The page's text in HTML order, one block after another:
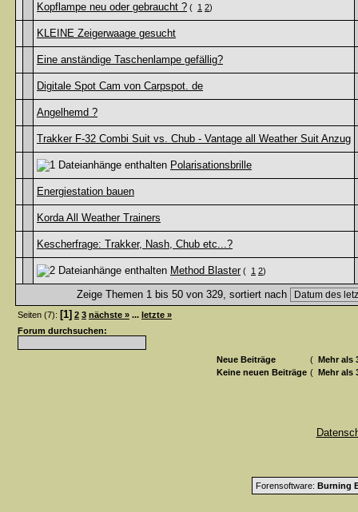
Kopflampe neu oder gebraucht ? ( 1 2)
KLEINE Zeigerwaage gesucht
Eine anständige Taschenlampe gefällig?
Digitale Spot Cam von Carpspot. de
Angelhemd ?
Trakker F-32 Combi Suit vs. Chub - Vantage all Weather Suit Anzug
Polarisationsbrille
Energiestation bauen
Korda All Weather Trainers
Kescherfrage: Trakker, Nash, Chub etc...?
Method Blaster ( 1 2)
Zeige Themen 1 bis 50 von 329, sortiert nach
Seiten (7): [1] 2 3 nächste » ... letzte »
Forum durchsuchen:
Neue Beiträge ( Mehr als
Keine neuen Beiträge ( Mehr als
Forensoftware: Burning